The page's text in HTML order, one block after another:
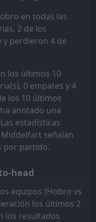
2
2
3
0
W
0
1
3
en todas las
2 de los
y perdieron 4 de
los últimos 10
0 empates y 4
los 10 últimos
anotado una
estadísticas
señalan
por partido.
head
equipos (Hobro vs
los últimos 2
los resultados